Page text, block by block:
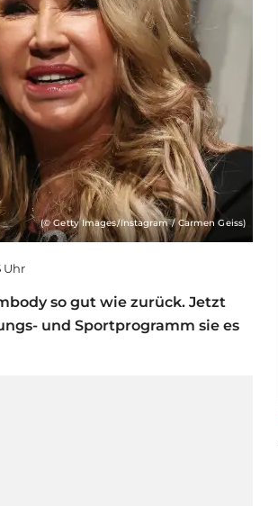
(© Getty Images/Instagram / Carmen Geiss)
Uhr
so gut wie zurück. Jetzt
und Sportprogramm sie es